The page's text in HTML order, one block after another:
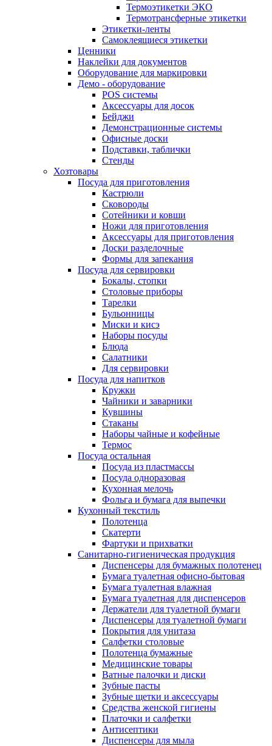
Термоэтикетки ЭКО
Термотрансферные этикетки
Этикетки-ленты
Самоклеящиеся этикетки
Ценники
Наклейки для документов
Оборудование для маркировки
Демо - оборудование
POS системы
Аксессуары для досок
Бейджи
Демонстрационные системы
Офисные доски
Подставки, таблички
Стенды
Хозтовары
Посуда для приготовления
Кастрюли
Сковороды
Сотейники и ковши
Ножи для приготовления
Аксессуары для приготовления
Доски разделочные
Формы для запекания
Посуда для сервировки
Бокалы, стопки
Столовые приборы
Тарелки
Бульонницы
Миски и кисэ
Наборы посуды
Блюда
Салатники
Для сервировки
Посуда для напитков
Кружки
Чайники и заварники
Кувшины
Стаканы
Наборы чайные и кофейные
Термос
Посуда остальная
Посуда из пластмассы
Посуда одноразовая
Кухонная мелочь
Фольга и бумага для выпечки
Кухонный текстиль
Полотенца
Скатерти
Фартуки и прихватки
Санитарно-гигиеническая продукция
Диспенсеры для бумажных полотенец
Бумага туалетная офисно-бытовая
Бумага туалетная влажная
Бумага туалетная для диспенсеров
Держатели для туалетной бумаги
Диспенсеры для туалетной бумаги
Покрытия для унитаза
Салфетки столовые
Полотенца бумажные
Медицинские товары
Ватные палочки и диски
Зубные пасты
Зубные щетки и аксессуары
Средства женской гигиены
Платочки и салфетки
Антисептики
Диспенсеры для мыла